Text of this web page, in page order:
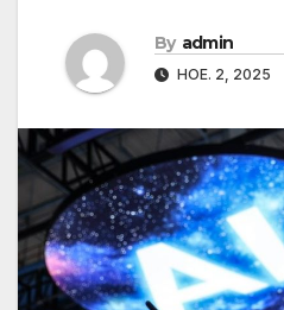
By admin
НОЕ. 2, 2025